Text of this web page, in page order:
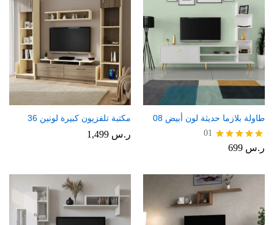
طاولة بلازما حديثة لون أبيض 08
تم التقييم
01
ر.س
مكتبة تلفزيون كبيرة لونين 36
ر.س